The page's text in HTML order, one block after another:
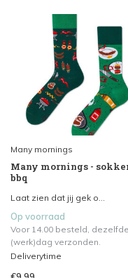
Many mornings
Many mornings -
bbq
Laat zien dat jij gek o...
Op voorraad
Voor 14.00 besteld, dezelfde
(werk)dag verzonden.
Deliverytime